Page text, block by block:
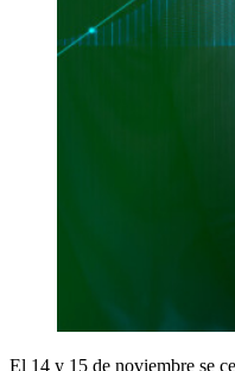
El 14 y 15 de noviembre se